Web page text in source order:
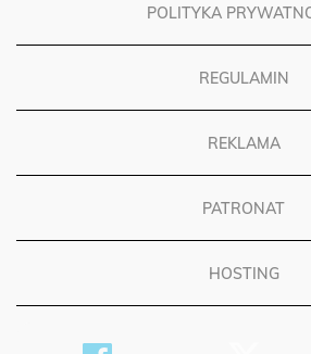
POLITYKA
REGULAMIN
REKLAMA
PATRONAT
HOSTING